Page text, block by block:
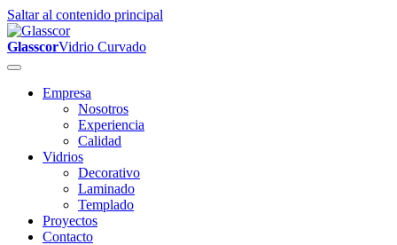
Saltar al contenido principal
GlasscorVidrio Curvado
Empresa
Nosotros
Experiencia
Calidad
Vidrios
Decorativo
Laminado
Templado
Proyectos
Contacto